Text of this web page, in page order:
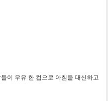
이 우유 한 컵으로 아침을 대신하고